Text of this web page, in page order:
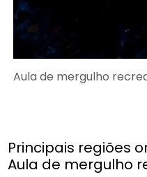
Aula de mergulho
Principais regiões
Aula de mergulho